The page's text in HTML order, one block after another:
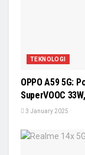
TEKNOLOGI
OPPO A59 5G:
SuperVOOC
3 January 2025